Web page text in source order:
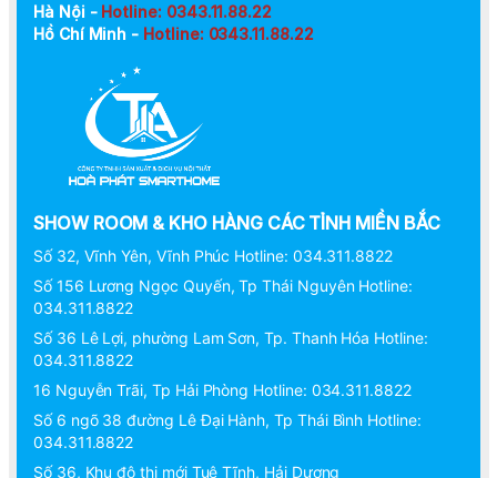
Hà Nội - Hotline: 0343.11.88.22
Hồ Chí Minh - Hotline: 0343.11.88.22
SHOW ROOM & KHO HÀNG CÁC TỈNH MIỀN BẮC
Số 32, Vĩnh Yên, Vĩnh Phúc Hotline: 034.311.8822
Số 156 Lương Ngọc Quyến, Tp Thái Nguyên Hotline:
034.311.8822
Số 36 Lê Lợi, phường Lam Sơn, Tp. Thanh Hóa Hotline:
034.311.8822
16 Nguyễn Trãi, Tp Hải Phòng Hotline: 034.311.8822
Số 6 ngõ 38 đường Lê Đại Hành, Tp Thái Bình Hotline:
034.311.8822
Số 36, Khu đô thị mới Tuệ Tĩnh, Hải Dương